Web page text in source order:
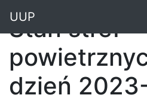
UUP
Stan stref
dzień